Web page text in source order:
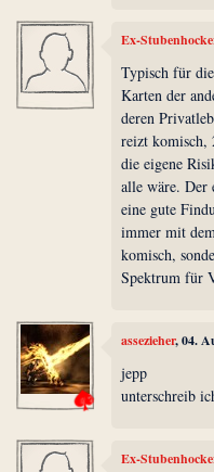
Ex-
Typisch für
Karten der
deren
reizt komisch,
die eigene
alle wäre. Der
eine gute
immer mit
komisch,
Spektrum für
assezieher, 04.
jepp
unterschreib
Ex-